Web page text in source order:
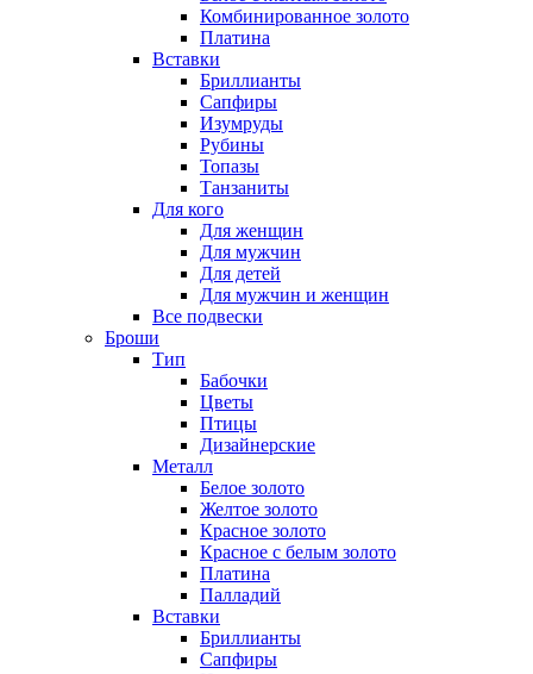
Комбинированное золото
Платина
Вставки
Бриллианты
Сапфиры
Изумруды
Рубины
Топазы
Танзаниты
Для кого
Для женщин
Для мужчин
Для детей
Для мужчин и женщин
Все подвески
Броши
Тип
Бабочки
Цветы
Птицы
Дизайнерские
Металл
Белое золото
Желтое золото
Красное золото
Красное с белым золото
Платина
Палладий
Вставки
Бриллианты
Сапфиры